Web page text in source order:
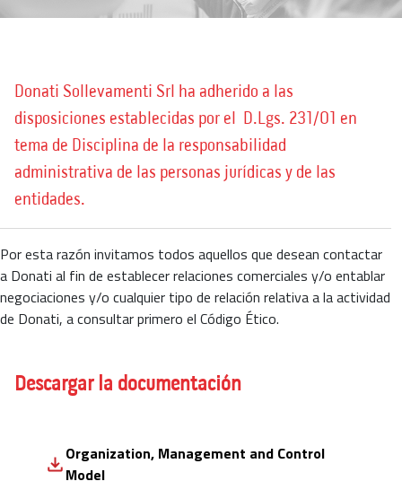
Donati Sollevamenti Srl ha adherido a las
disposiciones establecidas por el D.Lgs. 231/01 en
tema de Disciplina de la responsabilidad
administrativa de las personas jurídicas y de las
entidades.
Por esta razón invitamos todos aquellos que desean contactar
a Donati al fin de establecer relaciones comerciales y/o entablar
negociaciones y/o cualquier tipo de relación relativa a la actividad
de Donati, a consultar primero el Código Ético.
Descargar la documentación
Organization, Management and Control
Model